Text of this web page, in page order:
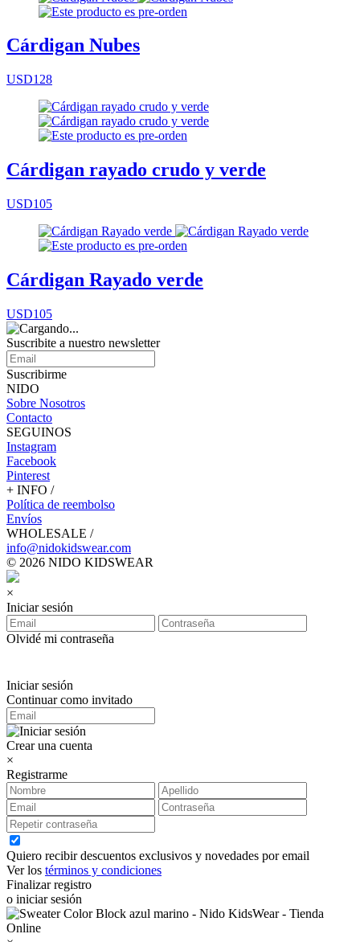
Cárdigan Nubes
USD128
Cárdigan rayado crudo y verde
USD105
Cárdigan Rayado verde
USD105
Suscribite a nuestro newsletter
Suscribirme
NIDO
Sobre Nosotros
Contacto
SEGUINOS
Instagram
Facebook
Pinterest
+ INFO /
Política de reembolso
Envíos
WHOLESALE /
info@nidokidswear.com
© 2026 NIDO KIDSWEAR
×
Iniciar sesión
Olvidé mi contraseña
Iniciar sesión
Continuar como invitado
Crear una cuenta
×
Registrarme
Quiero recibir descuentos exclusivos y novedades por email
Ver los términos y condiciones
Finalizar registro
o iniciar sesión